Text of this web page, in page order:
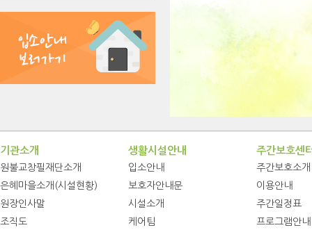
기관소개
원불교창필재단소개
은혜마을소개(시설현황)
원장인사말
조직도
생활시설안내
입소안내
보호자안내문
시설소개
케어팀
주간보호센
주간보호소개
이용안내
주간일정표
프로그램안내